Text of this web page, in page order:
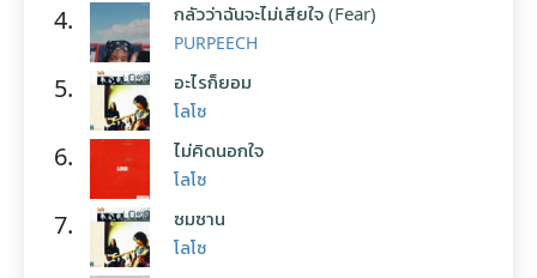
4. กลัวว่าฉันจะไม่เสียใจ (Fear)
PURPEECH
5. อะไรก็ยอม
โลโซ
6. ไม่คิดนอกใจ
โลโซ
7. ซมซาน
โลโซ